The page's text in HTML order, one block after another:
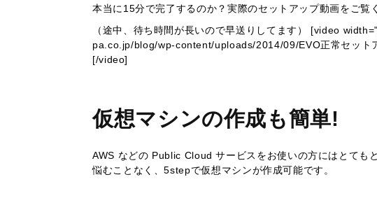
本当に15分で完了するのか？実際のセットアップ動画をご覧
（途中、待ち時間が長いので早送りしてます） [video
pa.co.jp/blog/wp-content/uploads/2014/09/EVO正常セット
[/video]
仮想マシンの作成も簡単!
AWS などの Public Cloud サービスをお使いの方にはとても
悩むことなく、5stepで仮想マシンが作成可能です。